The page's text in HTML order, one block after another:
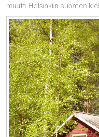
muutti Helsinkiin suomen